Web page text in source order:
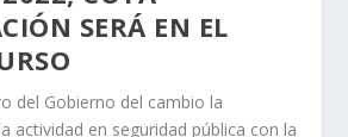
SERÁ EN EL
del Gobierno del cambio la
actividad en seguridad pública con la